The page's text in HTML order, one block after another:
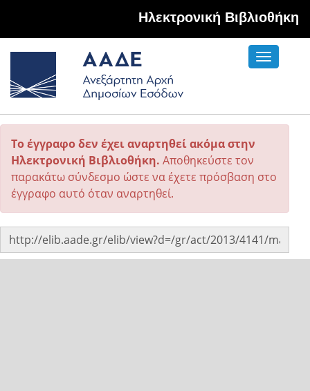
Hλεκτρονική Βιβλιοθήκη
Toggle
Το έγγραφο δεν έχει αναρτηθεί ακόμα στην
Ηλεκτρονική Βιβλιοθήκη. Αποθηκεύστε τον
παρακάτω σύνδεσμο ώστε να έχετε πρόσβαση στο
έγγραφο αυτό όταν αναρτηθεί.